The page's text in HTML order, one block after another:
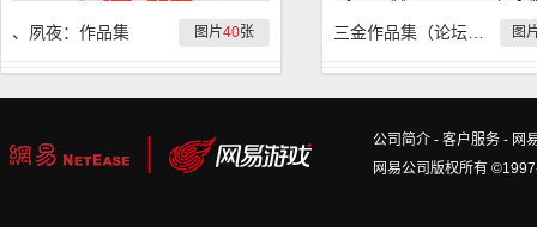
图片40张
、夙夜：作品集 图
公司简介 - 客户服务 - 网
网易公司版权所有